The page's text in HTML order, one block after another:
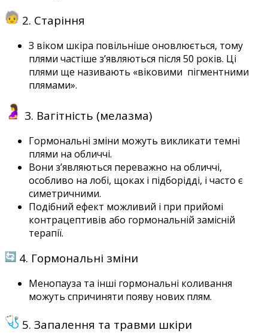
2. Старіння
З віком шкіра повільніше оновлюється, тому
плями частіше з’являються після 50 років. Ці
плями ще називають «віковими пігментними
плямами».
3. Вагітність (мелазма)
Гормональні зміни можуть викликати темні
плями на обличчі.
Вони з’являються переважно на обличчі,
особливо на лобі, щоках і підборідді, і часто є
симетричними.
Подібний ефект можливий і при прийомі
контрацептивів або гормональній замісній
терапії.
4. Гормональні зміни
Менопауза та інші гормональні коливання
можуть спричиняти появу нових плям.
5. Запалення та травми шкіри